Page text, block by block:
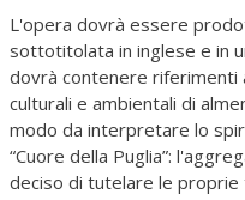
L'opera dovrà essere
sottotitolata in inglese e in
dovrà contenere riferimenti
culturali e ambientali di
modo da interpretare lo
“Cuore della Puglia”:
deciso di tutelare le proprie